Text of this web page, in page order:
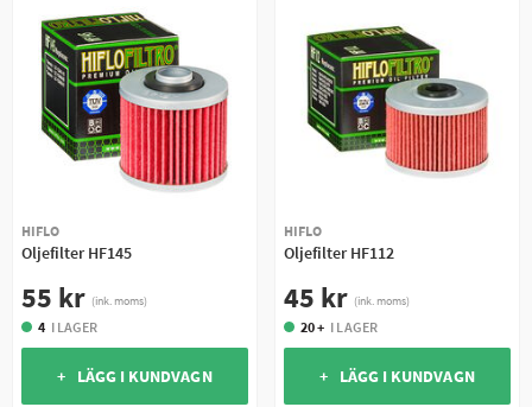
HIFLO
Oljefilter HF145
55 kr (ink. moms)
4 I LAGER
+ LÄGG I KUNDVAGN
HIFLO
Oljefilter HF112
45 kr (ink. moms)
20 + I LAGER
+ LÄGG I KUNDVAGN